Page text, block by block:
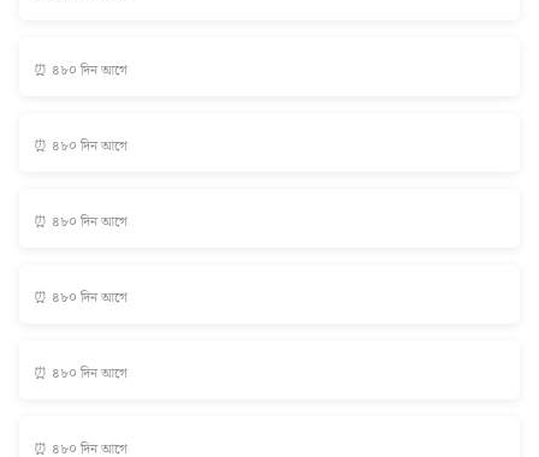
⏰ ৪৮০ দিন আগে
⏰ ৪৮০ দিন আগে
⏰ ৪৮০ দিন আগে
⏰ ৪৮০ দিন আগে
⏰ ৪৮০ দিন আগে
⏰ ৪৮০ দিন আগে